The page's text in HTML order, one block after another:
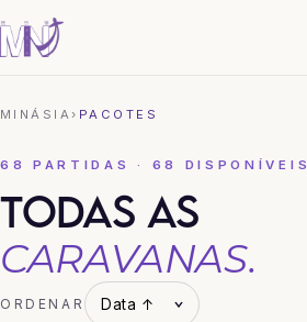
MINÁSIA› PACOTES
68 PARTIDAS · 68 DISPONÍVEIS
TODAS AS
CARAVANAS.
ORDENAR